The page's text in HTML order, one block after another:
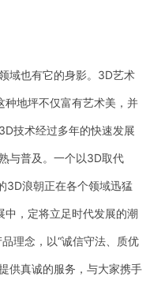
域也有它的身影。3D艺术
种地坪不仅富有艺术美，并
技术经过多年的快速发展
与普及。一个以3D取代
3D浪朝正在各个领域迅猛
中，定将立足时代发展的潮
理念，以“诚信守法、质优
供真诚的服务，与大家携手